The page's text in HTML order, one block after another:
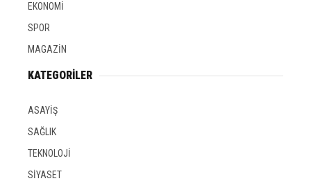
EKONOMİ
SPOR
MAGAZİN
KATEGORİLER
ASAYİŞ
SAĞLIK
TEKNOLOJİ
SİYASET